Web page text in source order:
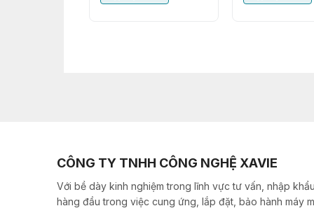
CÔNG TY TNHH CÔNG NGHỆ XAVIE
Với bề dày kinh nghiệm trong lĩnh vực tư vấn, nhập
hàng đầu trong việc cung ứng, lắp đặt, bảo hành máy